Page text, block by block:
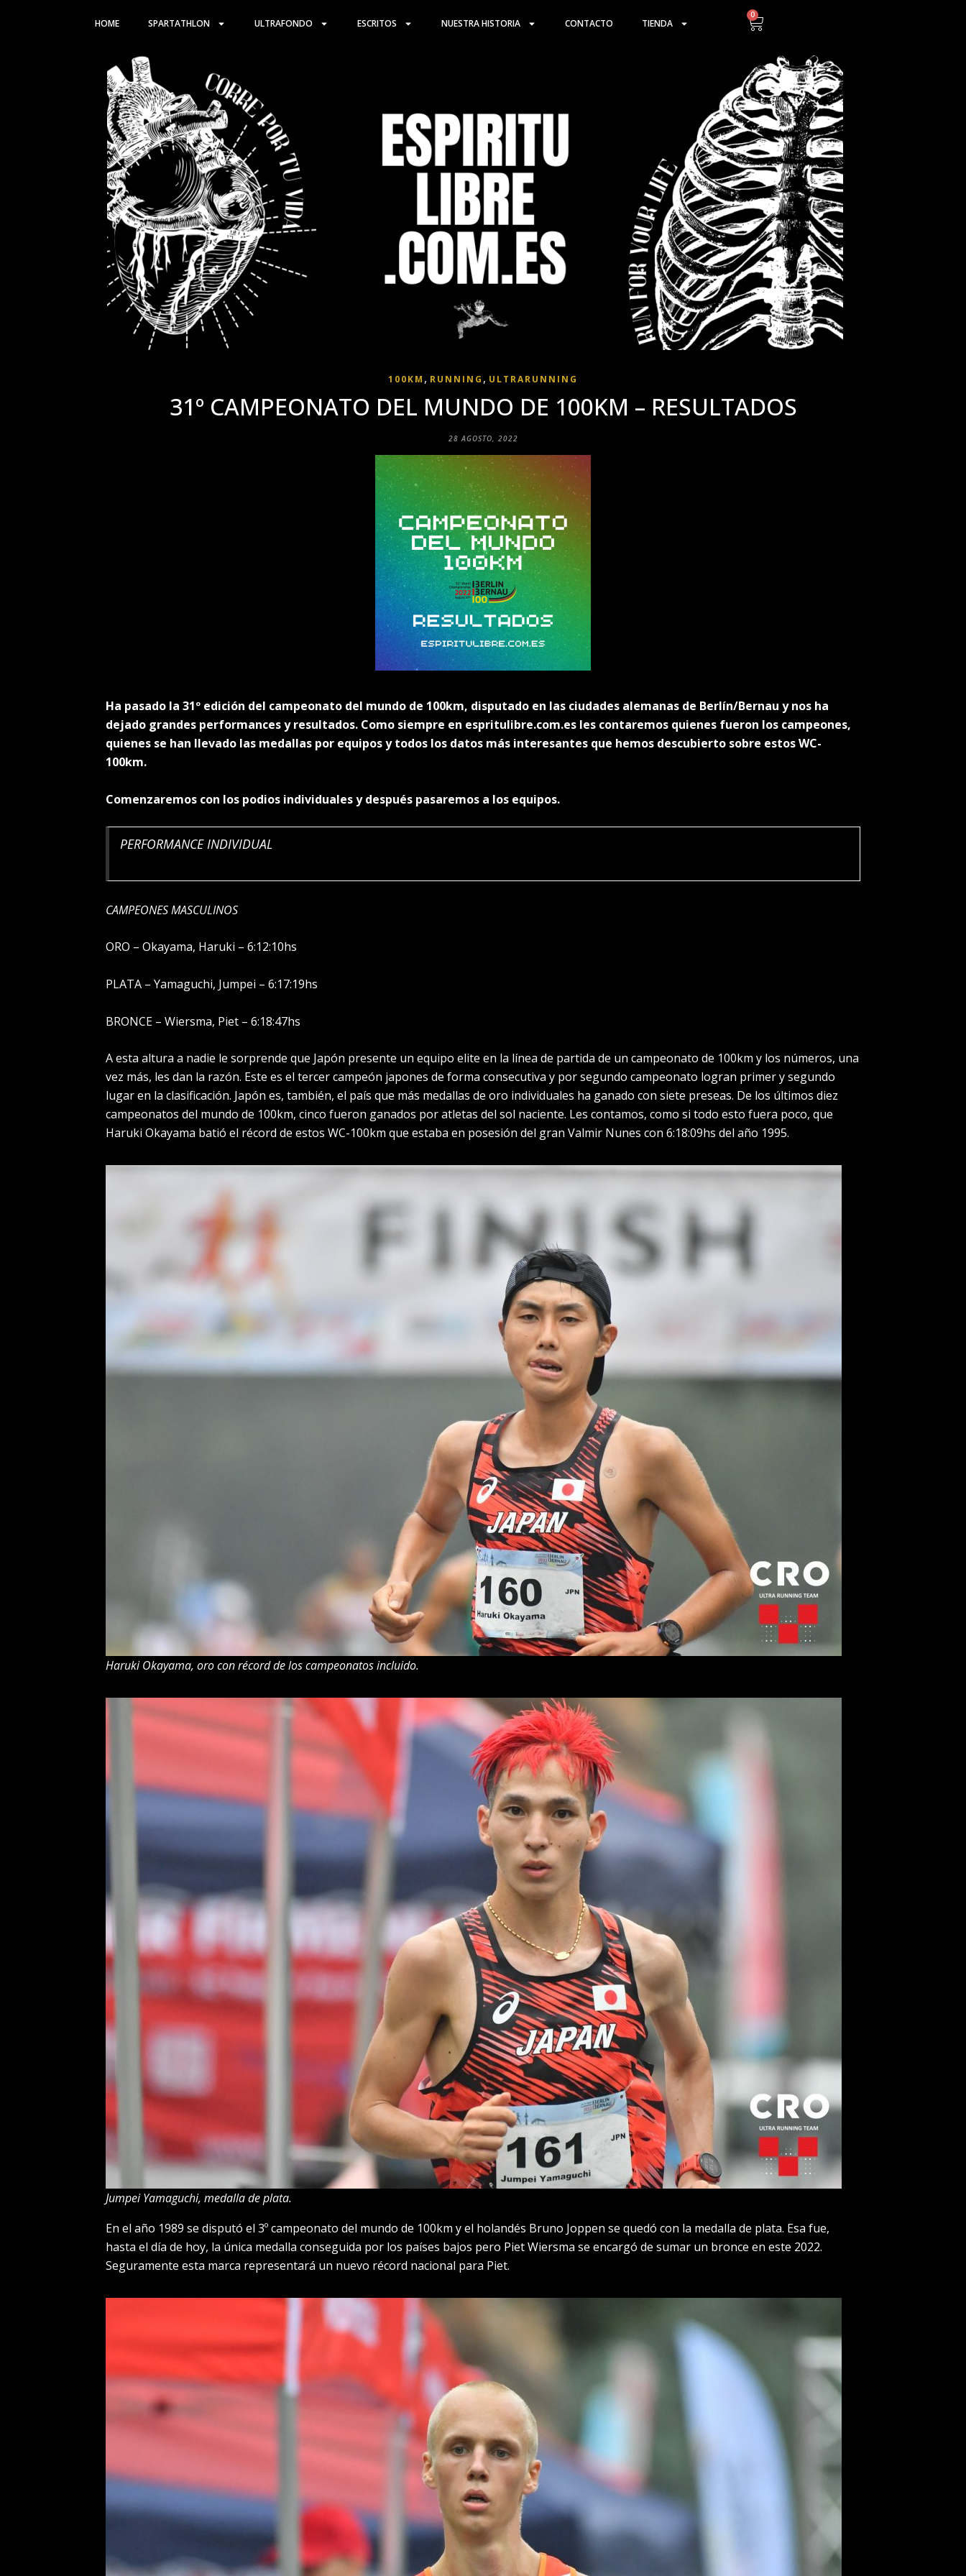
HOME SPARTATHLON ULTRAFONDO ESCRITOS NUESTRA HISTORIA CONTACTO TIENDA
0
100KM , RUNNING , ULTRARUNNING
31º CAMPEONATO DEL MUNDO DE 100KM – RESULTADOS
28 AGOSTO, 2022
Ha pasado la 31º edición del campeonato del mundo de 100km, disputado en las ciudades alemanas de Berlín/Bernau y nos ha
dejado grandes performances y resultados. Como siempre en espritulibre.com.es les contaremos quienes fueron los campeones,
quienes se han llevado las medallas por equipos y todos los datos más interesantes que hemos descubierto sobre estos WC-
100km.
Comenzaremos con los podios individuales y después pasaremos a los equipos.
PERFORMANCE INDIVIDUAL
CAMPEONES MASCULINOS
ORO – Okayama, Haruki – 6:12:10hs
PLATA – Yamaguchi, Jumpei – 6:17:19hs
BRONCE – Wiersma, Piet – 6:18:47hs
A esta altura a nadie le sorprende que Japón presente un equipo elite en la línea de partida de un campeonato de 100km y los números, una
vez más, les dan la razón. Este es el tercer campeón japones de forma consecutiva y por segundo campeonato logran primer y segundo
lugar en la clasificación. Japón es, también, el país que más medallas de oro individuales ha ganado con siete preseas. De los últimos diez
campeonatos del mundo de 100km, cinco fueron ganados por atletas del sol naciente. Les contamos, como si todo esto fuera poco, que
Haruki Okayama batió el récord de estos WC-100km que estaba en posesión del gran Valmir Nunes con 6:18:09hs del año 1995.
Haruki Okayama, oro con récord de los campeonatos incluido.
Jumpei Yamaguchi, medalla de plata.
En el año 1989 se disputó el 3º campeonato del mundo de 100km y el holandés Bruno Joppen se quedó con la medalla de plata. Esa fue,
hasta el día de hoy, la única medalla conseguida por los países bajos pero Piet Wiersma se encargó de sumar un bronce en este 2022.
Seguramente esta marca representará un nuevo récord nacional para Piet.